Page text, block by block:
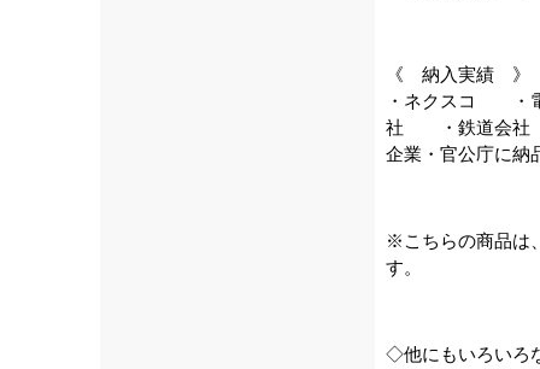
《 納入実績 》
・ネクスコ
社 ・鉄道会社
企業・官公庁に納
※こちらの商品は
す。
◇他にもいろいろ